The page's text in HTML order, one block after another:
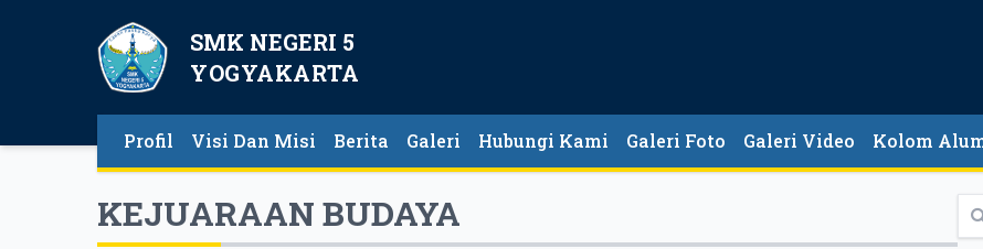
SMK NEGERI 5
YOGYAKARTA
Profil Visi Dan Misi Berita Galeri Hubungi Kami Galeri Foto Galeri Video Kolom
KEJUARAAN BUDAYA